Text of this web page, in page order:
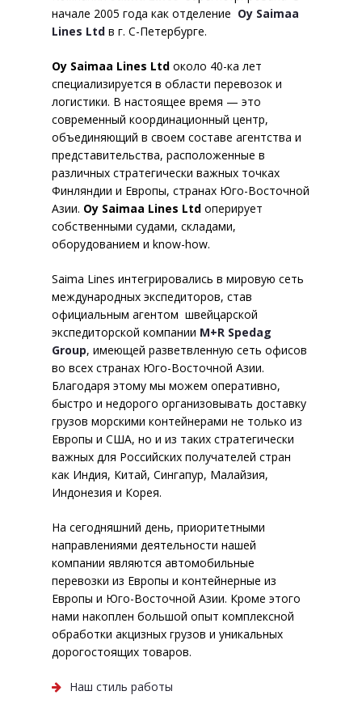
контейнеров
Складские операции
Хранение
География складов
Перевалка грузов
Переоформление
документов
Сбор и консолидация
Таможенное оформление
Процедуры
Услуги на различных
терминалах: за рубежом, в
Сертификация
О Компании
Контакты
Экспедиторам и
перевозчикам
начале 2005 года как отделение Oy Saimaa
Lines Ltd в г. С-Петербурге.
Oy Saimaa Lines Ltd около 40-ка лет
специализируется в области перевозок и
логистики. В настоящее время — это
современный координационный центр,
объединяющий в своем составе агентства и
представительства, расположенные в
различных стратегически важных точках
Финляндии и Европы, странах Юго-Восточной
Азии. Oy Saimaa Lines Ltd оперирует
собственными судами, складами,
оборудованием и know-how.
Saima Lines интегрировались в мировую сеть
международных экспедиторов, став
официальным агентом швейцарской
экспедиторской компании M+R Spedag
Group, имеющей разветвленную сеть офисов
во всех странах Юго-Восточной Азии.
Благодаря этому мы можем оперативно,
быстро и недорого организовывать доставку
грузов морскими контейнерами не только из
Европы и США, но и из таких стратегически
важных для Российских получателей стран
как Индия, Китай, Сингапур, Малайзия,
Индонезия и Корея.
На сегодняшний день, приоритетными
направлениями деятельности нашей
компании являются автомобильные
перевозки из Европы и контейнерные из
Европы и Юго-Восточной Азии. Кроме этого
нами накоплен большой опыт комплексной
обработки акцизных грузов и уникальных
дорогостоящих товаров.
Наш стиль работы